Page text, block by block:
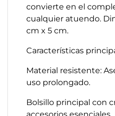
convierte en el
cualquier atuendo.
cm x 5 cm.​
Características
Material resistente:
uso prolongado.​
Bolsillo principal con